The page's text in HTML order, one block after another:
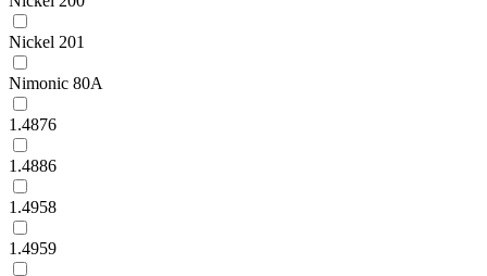
Nickel 201
Nimonic 80A
1.4876
1.4886
1.4958
1.4959